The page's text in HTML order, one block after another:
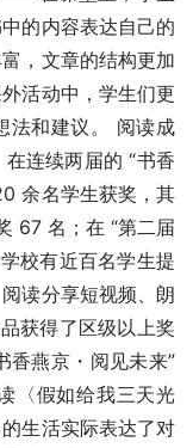
的内容表达自己的
，文章的结构更加
活动中，学生们更
法和建议。 阅读成
连续两届的 “书香
余名学生获奖，其
67 名；在 “第二届
校有近百名学生提
读分享短视频、朗
获得了区级以上奖
香燕京・阅见未来”
〈假如给我三天光
生活实际表达了对